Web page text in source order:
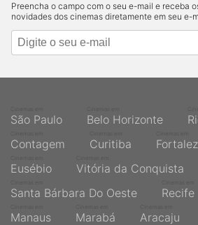
Preencha o campo com o seu e-mail e receba
novidades dos cinemas diretamente em seu e-
São Paulo Belo Horizonte
Contagem Curitiba
Eusébio Vitória da Conquista
Santa Bárbara Do Oeste Recife
Manaus Marabá Aracaju